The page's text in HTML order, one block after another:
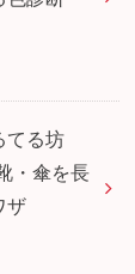
てる坊
・傘を長
ザ